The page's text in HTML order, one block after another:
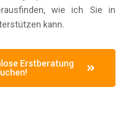
wie ich Sie in
kann.
Erstberatung